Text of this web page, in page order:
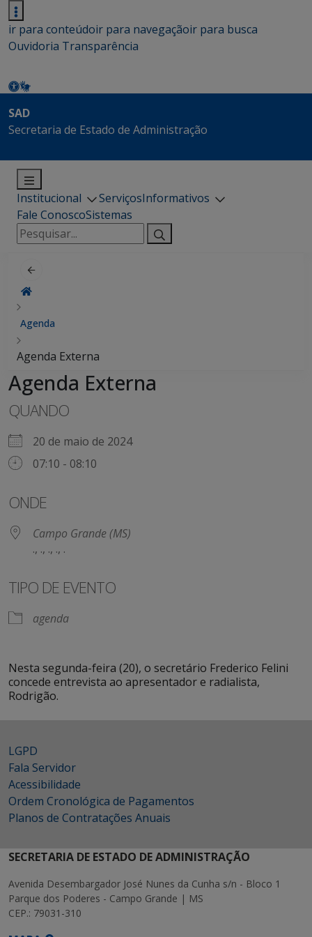
ir para conteúdoir para navegaçãoir para busca
Ouvidoria Transparência
SAD
Secretaria de Estado de Administração
Institucional ServiçosInformativos
Fale ConoscoSistemas
Pesquisar
por:
Agenda
Agenda Externa
Agenda Externa
QUANDO
20 de maio de 2024
07:10 - 08:10
ONDE
Campo Grande (MS)
., ., ., ., .
TIPO DE EVENTO
agenda
Nesta segunda-feira (20), o secretário Frederico Felini
concede entrevista ao apresentador e radialista,
Rodrigão.
LGPD
Fala Servidor
Acessibilidade
Ordem Cronológica de Pagamentos
Planos de Contratações Anuais
SECRETARIA DE ESTADO DE ADMINISTRAÇÃO
Avenida Desembargador José Nunes da Cunha s/n - Bloco 1
Parque dos Poderes - Campo Grande | MS
CEP.: 79031-310